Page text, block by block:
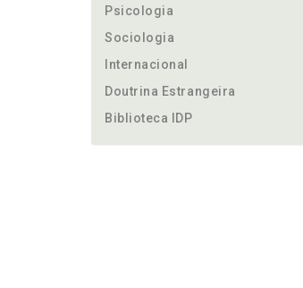
Psicologia
Sociologia
Internacional
Doutrina Estrangeira
Biblioteca IDP